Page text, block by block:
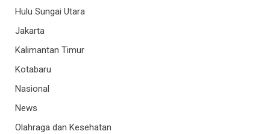
Hulu Sungai Utara
Jakarta
Kalimantan Timur
Kotabaru
Nasional
News
Olahraga dan Kesehatan